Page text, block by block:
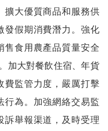
擴大優質商品和服務供
發假期消費潛力。強化
售食用農產品質量安全
加大對餐飲住宿、年貨
費監管力度，嚴厲打擊
行為。加強網絡交易監
訴舉報渠道，及時受理